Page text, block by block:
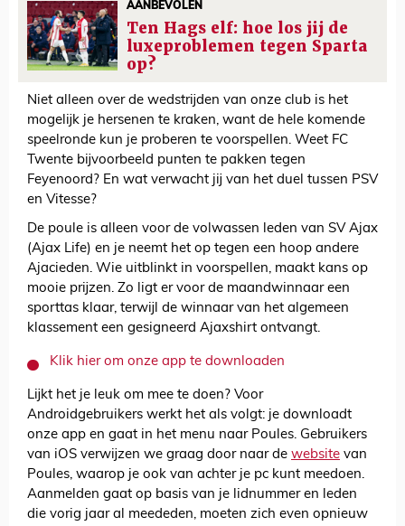
AANBEVOLEN
Ten Hags elf: hoe los jij de
luxeproblemen tegen Sparta
op?
Niet alleen over de wedstrijden van onze club is het
mogelijk je hersenen te kraken, want de hele komende
speelronde kun je proberen te voorspellen. Weet FC
Twente bijvoorbeeld punten te pakken tegen
Feyenoord? En wat verwacht jij van het duel tussen PSV
en Vitesse?
De poule is alleen voor de volwassen leden van SV Ajax
(Ajax Life) en je neemt het op tegen een hoop andere
Ajacieden. Wie uitblinkt in voorspellen, maakt kans op
mooie prijzen. Zo ligt er voor de maandwinnaar een
sporttas klaar, terwijl de winnaar van het algemeen
klassement een gesigneerd Ajaxshirt ontvangt.
Klik hier om onze app te downloaden
Lijkt het je leuk om mee te doen? Voor
Androidgebruikers werkt het als volgt: je downloadt
onze app en gaat in het menu naar Poules. Gebruikers
van iOS verwijzen we graag door naar de website van
Poules, waarop je ook van achter je pc kunt meedoen.
Aanmelden gaat op basis van je lidnummer en leden
die vorig jaar al meededen, moeten zich even opnieuw